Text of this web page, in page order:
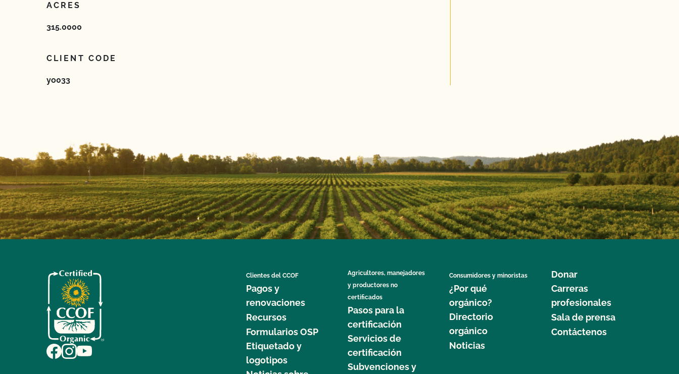
ACRES
315.0000
CLIENT CODE
yo033
Clientes del CCOF
Pagos y
renovaciones
Recursos
Formularios OSP
Etiquetado y
logotipos
Agricultores, manejadores
y productores no
certificados
Pasos para la
certificación
Servicios de
certificación
Subvenciones y
Consumidores y minoristas
¿Por qué
orgánico?
Directorio
orgánico
Noticias
Donar
Carreras
profesionales
Sala de prensa
Contáctenos